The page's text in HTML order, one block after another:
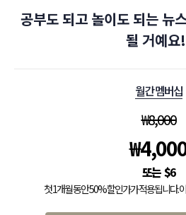
공부도 되고 놀이도 되는 뉴
될 거예
월간 멤버십
₩8,000
₩
$6
첫 1개월 동안 50% 할인가가 적용됩니다.